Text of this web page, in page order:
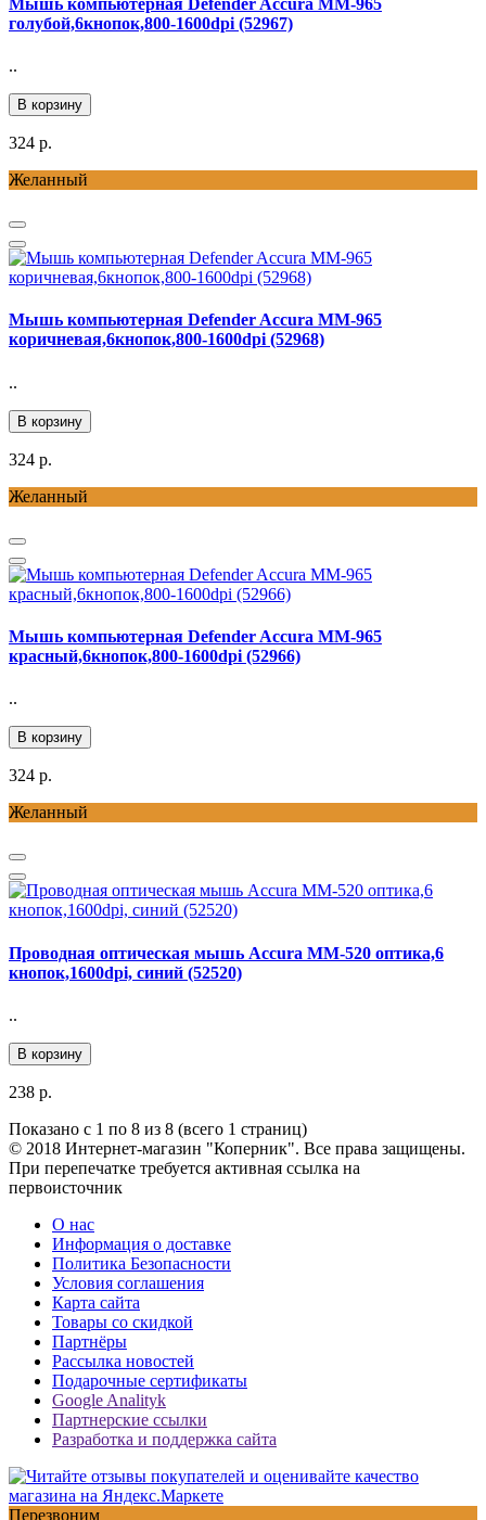
Мышь компьютерная Defender Accura MM-965
голубой,6кнопок,800-1600dpi (52967)
..
В корзину
324 р.
Желанный
Мышь компьютерная Defender Accura MM-965
коричневая,6кнопок,800-1600dpi (52968)
..
В корзину
324 р.
Желанный
Мышь компьютерная Defender Accura MM-965
красный,6кнопок,800-1600dpi (52966)
..
В корзину
324 р.
Желанный
Проводная оптическая мышь Accura MM-520 оптика,6
кнопок,1600dpi, синий (52520)
..
В корзину
238 р.
Показано с 1 по 8 из 8 (всего 1 страниц)
© 2018 Интернет-магазин "Коперник". Все права защищены.
При перепечатке требуется активная ссылка на
первоисточник
О нас
Информация о доставке
Политика Безопасности
Условия соглашения
Карта сайта
Товары со скидкой
Партнёры
Рассылка новостей
Подарочные сертификаты
Google Analityk
Партнерские ссылки
Разработка и поддержка сайта
Перезвоним